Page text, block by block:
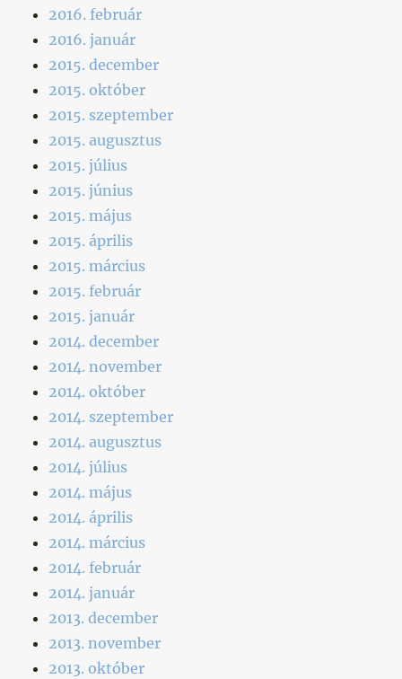
2016. február
2016. január
2015. december
2015. október
2015. szeptember
2015. augusztus
2015. július
2015. június
2015. május
2015. április
2015. március
2015. február
2015. január
2014. december
2014. november
2014. október
2014. szeptember
2014. augusztus
2014. július
2014. május
2014. április
2014. március
2014. február
2014. január
2013. december
2013. november
2013. október